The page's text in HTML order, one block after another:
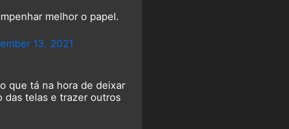
melhor o papel.
13, 2021
que tá na hora de deixar
das telas e trazer outros